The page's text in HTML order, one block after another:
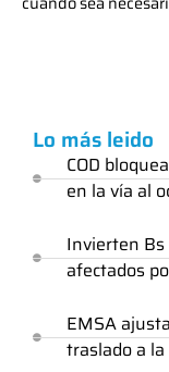
Lo más leido
COD
en la vía al
Invierten
afectados
EMSA
traslado a